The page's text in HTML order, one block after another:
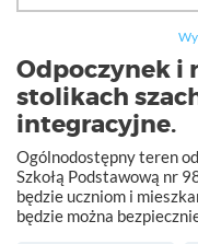
Odpoczynek i
stolikach
integracyjne.
Ogólnodostępny teren
Szkołą Podstawową nr
będzie uczniom i
będzie można